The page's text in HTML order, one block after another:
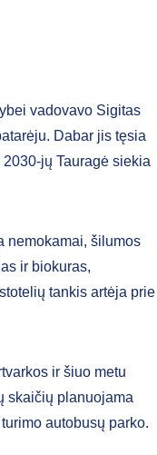
vadovavo Sigitas
Dabar jis tęsia
jų Tauragė siekia
nemokamai, šilumos
ir biokuras,
tankis artėja prie
ir šiuo metu
skaičių planuojama
autobusų parko.